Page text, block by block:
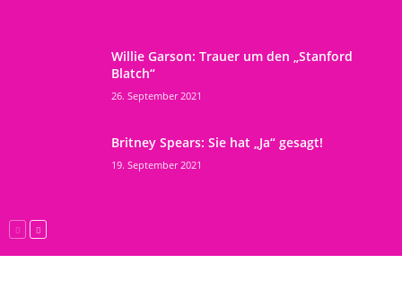
Willie Garson: Trauer um den „Stanford
Blatch“
26. September 2021
Britney Spears: Sie hat „Ja“ gesagt!
19. September 2021